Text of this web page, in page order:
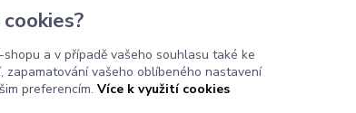
a v případě vašeho souhlasu také ke
vašeho oblíbeného nastavení
preferencím. Více k využití cookies